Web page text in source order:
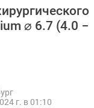
⌀ 6.7 (4.0
г. в 01:10